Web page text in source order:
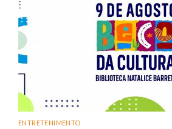
ENTRETENIMENTO